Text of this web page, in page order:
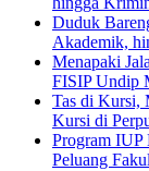
Duduk
Akademik,
Menapaki
FISIP Undip
Tas di Kursi,
Kursi di
Program IUP
Peluang